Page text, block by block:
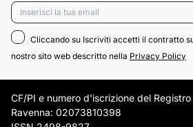
Email*
Cliccando su Iscriviti accetti il contratto
nostro sito web descritto nella Privacy Policy
CF/PI e numero d'iscrizione del
Ravenna: 02073810398